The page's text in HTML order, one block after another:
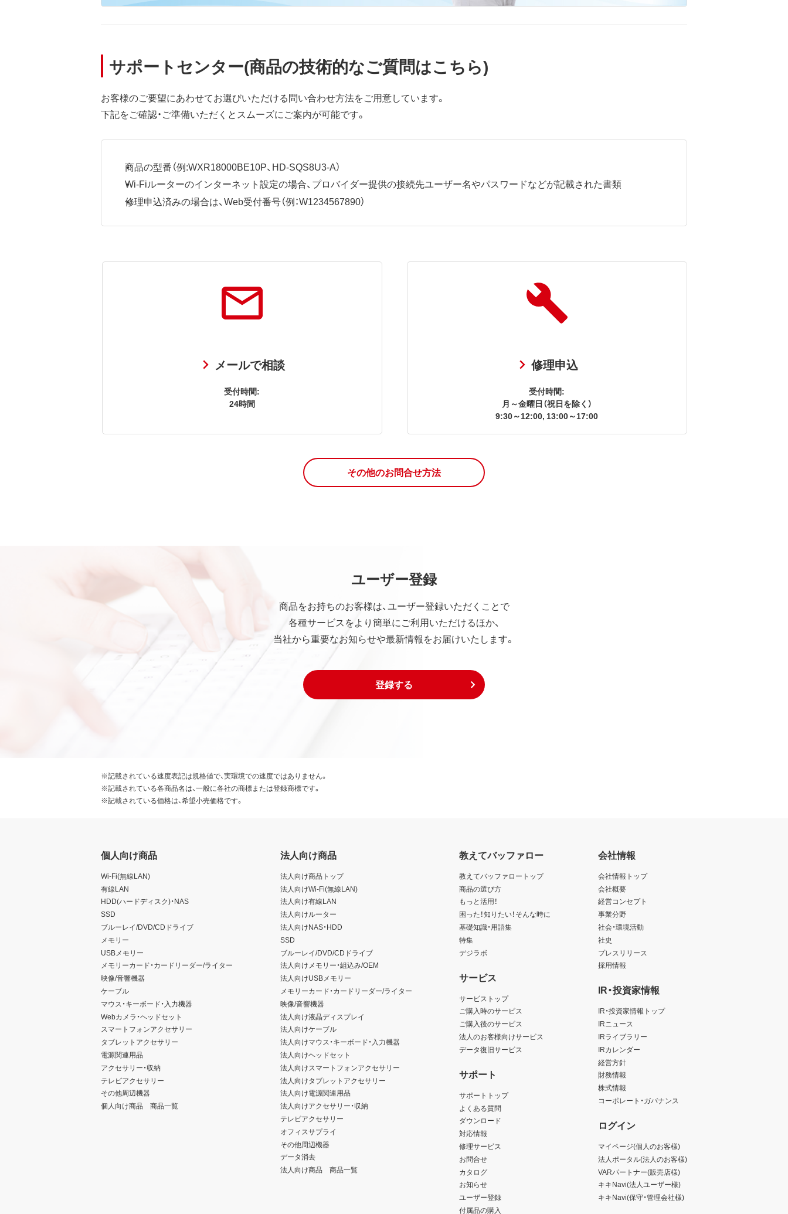
サポートセンター(商品の技術的なご質問はこちら)
お客様のご要望にあわせてお選びいただける問い合わせ方法をご用意しています。
下記をご確認・ご準備いただくとスムーズにご案内が可能です。
商品の型番（例:WXR18000BE10P、HD-SQS8U3-A）
Wi-Fiルーターのインターネット設定の場合、プロバイダー提供の接続先ユーザー名やパスワードなどが記載された書類
修理申込済みの場合は、Web受付番号（例：W1234567890）
メールで相談
受付時間:
24時間
修理申込
受付時間:
月～金曜日（祝日を除く）
9:30～12:00, 13:00～17:00
その他のお問合せ方法
ユーザー登録
商品をお持ちのお客様は、ユーザー登録いただくことで
各種サービスをより簡単にご利用いただけるほか、
当社から重要なお知らせや最新情報をお届けいたします。
登録する
※記載されている速度表記は規格値で、実環境での速度ではありません。
※記載されている各商品名は、一般に各社の商標または登録商標です。
※記載されている価格は、希望小売価格です。
個人向け商品
Wi-Fi(無線LAN)
有線LAN
HDD(ハードディスク)・NAS
SSD
ブルーレイ/DVD/CDドライブ
メモリー
USBメモリー
メモリーカード・カードリーダー/ライター
映像/音響機器
ケーブル
マウス・キーボード・入力機器
Webカメラ・ヘッドセット
スマートフォンアクセサリー
タブレットアクセサリー
電源関連用品
アクセサリー・収納
テレビアクセサリー
その他周辺機器
個人向け商品 商品一覧
法人向け商品
法人向け商品トップ
法人向けWi-Fi(無線LAN)
法人向け有線LAN
法人向けルーター
法人向けNAS・HDD
SSD
ブルーレイ/DVD/CDドライブ
法人向けメモリー・組込み/OEM
法人向けUSBメモリー
メモリーカード・カードリーダー/ライター
映像/音響機器
法人向け液晶ディスプレイ
法人向けケーブル
法人向けマウス・キーボード・入力機器
法人向けヘッドセット
法人向けスマートフォンアクセサリー
法人向けタブレットアクセサリー
法人向け電源関連用品
法人向けアクセサリー・収納
テレビアクセサリー
オフィスサプライ
その他周辺機器
データ消去
法人向け商品 商品一覧
教えてバッファロー
教えてバッファロートップ
商品の選び方
もっと活用！
困った！知りたい！そんな時に
基礎知識・用語集
特集
デジラボ
サービス
サービストップ
ご購入時のサービス
ご購入後のサービス
法人のお客様向けサービス
データ復旧サービス
サポート
サポートトップ
よくある質問
ダウンロード
対応情報
修理サービス
お問合せ
カタログ
お知らせ
ユーザー登録
付属品の購入
会社情報
会社情報トップ
会社概要
経営コンセプト
事業分野
社会・環境活動
社史
プレスリリース
採用情報
IR・投資家情報
IR・投資家情報トップ
IRニュース
IRライブラリー
IRカレンダー
経営方針
財務情報
株式情報
コーポレート・ガバナンス
ログイン
マイページ(個人のお客様)
法人ポータル(法人のお客様)
VARパートナー(販売店様)
キキNavi(法人ユーザー様)
キキNavi(保守・管理会社様)